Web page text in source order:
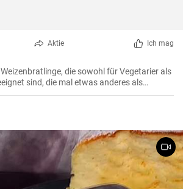
Aktie Ich mag
die sowohl für Vegetarier als
sind, die mal etwas anderes als
genießen möchten.